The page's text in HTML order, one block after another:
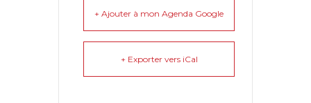
+ Ajouter à mon Agenda Google
+ Exporter vers iCal